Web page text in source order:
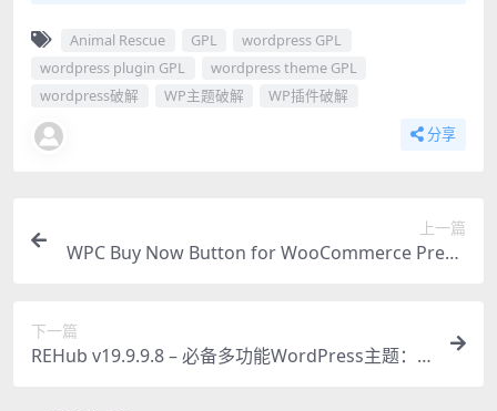
Animal Rescue GPL
wordpress GPL
wordpress plugin GPL
wordpress theme GPL
wordpress破解
WP主题破解 WP插件破解
分享
上一篇
WPC Buy Now Button for WooCommerce Premi
下一篇
REHub v19.9.9.8 – 必备多功能WordPress主题：